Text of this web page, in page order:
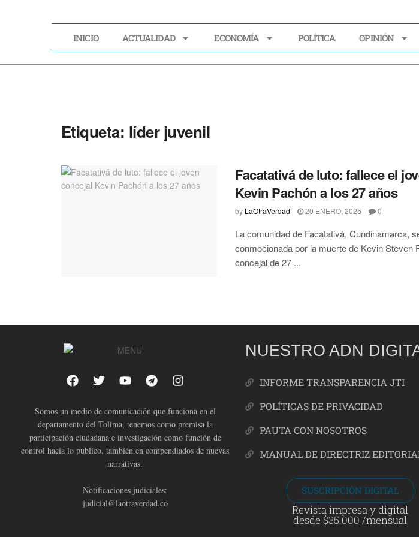
INICIO ACTUALIDAD ECONOMÍA POLÍTICA OPINIÓN
Etiqueta: líder juvenil
Facatativá de luto: fallece el
Kevin Pachón a los 27 años
by LaOtraVerdad 20 ENERO, 2025 0
La comunidad de Facatativá, Cundinamarca,
conmocionada por la muerte de Kevin Steven
concejal de 27 ...
Somos un medio de comunicación que funciona en el
departamento del Tolima, tenemos como premisa la
participación ciudadana e investigación como función de
control hacia lo público, también en compendiados de nuevas
narrativas.
Notificaciones judiciales:
judicial@laotraverdad.co
NUESTRO ADN
INFORME TRANSPARENCIA JTI
POLÍTICAS DE PRIVACIDAD
PAUTA CON NOSOTROS
MANUAL DE DIRECTRIZ
SUSCRIPCIÓN DIGITAL
Revista impresa y digital
desde $35.000 /mensual